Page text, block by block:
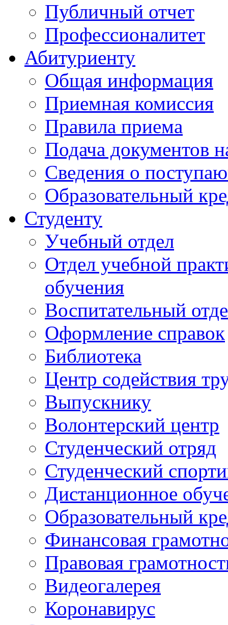
Публичный отчет
Профессионалитет
Абитуриенту
Общая информация
Приемная комиссия
Правила приема
Подача документов
Сведения о
Образовательный
Студенту
Учебный отдел
Отдел учебной
обучения
Воспитательный
Оформление справок
Библиотека
Центр содействия
Выпускнику
Волонтерский центр
Студенческий отряд
Студенческий
Дистанционное
Образовательный
Финансовая
Правовая
Видеогалерея
Коронавирус